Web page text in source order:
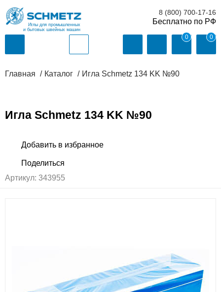
Иглы для промышленных
и бытовых швейных машин
8 (800) 700-17-16
0 0
Главная Каталог Игла Schmetz 134 KK №90
Игла Schmetz 134 KK №90
Артикул: 343955